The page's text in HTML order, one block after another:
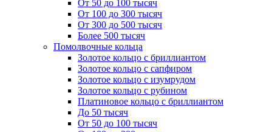
От 50 до 100 тысяч
От 100 до 300 тысяч
От 300 до 500 тысяч
Более 500 тысяч
Помолвочные кольца
Золотое кольцо с бриллиантом
Золотое кольцо с сапфиром
Золотое кольцо с изумрудом
Золотое кольцо с рубином
Платиновое кольцо с бриллиантом
До 50 тысяч
От 50 до 100 тысяч